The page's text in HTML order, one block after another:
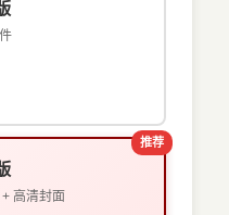
推荐
高清封面